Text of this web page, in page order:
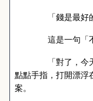
「錢是最好的
這是一句「不
「對了，今天
點點手指，打開漂浮
案。